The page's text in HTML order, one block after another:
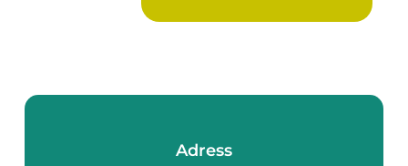
Adress